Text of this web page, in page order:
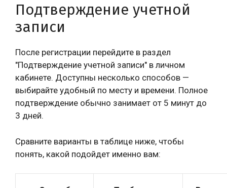
Подтверждение учетной
записи
После регистрации перейдите в раздел
"Подтверждение учетной записи" в личном
кабинете. Доступны несколько способов —
выбирайте удобный по месту и времени. Полное
подтверждение обычно занимает от 5 минут до
3 дней.
Сравните варианты в таблице ниже, чтобы
понять, какой подойдет именно вам: